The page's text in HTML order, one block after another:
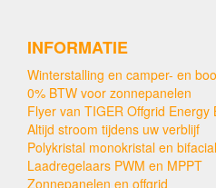
INFORMATIE
Winterstalling en camper- en
0% BTW voor zonnepanelen
Flyer van TIGER Offgrid Energy
Altijd stroom tijdens uw verblijf
Polykristal monokristal en bifacial
Laadregelaars PWM en MPPT
Zonnepanelen en offgrid